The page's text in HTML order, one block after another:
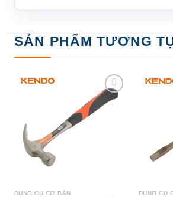
SẢN PHẨM TƯƠNG
Add to
wishlist
DỤNG CỤ CƠ BẢN DỤNG CỤ